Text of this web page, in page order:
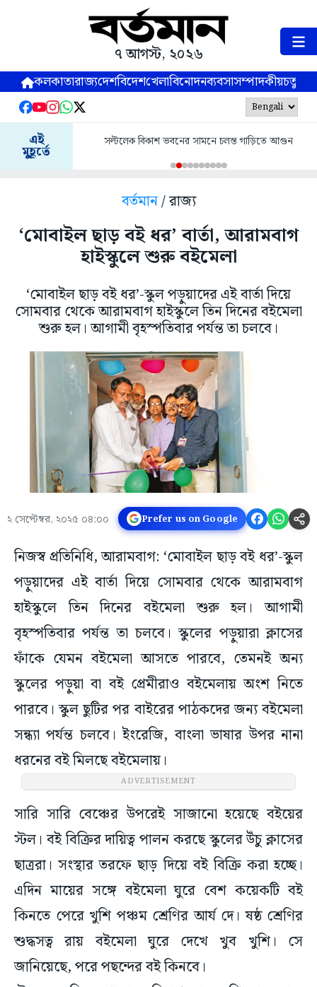
৭ আগস্ট, ২০২৬
কলকাতারাজ্যদেশবিদেশখেলাবিনোদনব্যবসাসম্পাদকীয়
এই
মুহূর্তে
সল্টলেক বিকাশ ভবনের সামনে চলন্ত গাড়িতে আগুন
বর্তমান/ রাজ্য
‘মোবাইল ছাড় বই ধর’ বার্তা, আরামবাগ
হাইস্কুলে শুরু বইমেলা
‘মোবাইল ছাড় বই ধর’-স্কুল পড়ুয়াদের এই বার্তা দিয়ে
সোমবার থেকে আরামবাগ হাইস্কুলে তিন দিনের বইমেলা
শুরু হল। আগামী বৃহস্পতিবার পর্যন্ত তা চলবে।
২ সেপ্টেম্বর, ২০২৫ ০৪:০০ Prefer us on Google
নিজস্ব প্রতিনিধি, আরামবাগ: ‘মোবাইল ছাড় বই ধর’-স্কুল
পড়ুয়াদের এই বার্তা দিয়ে সোমবার থেকে আরামবাগ
হাইস্কুলে তিন দিনের বইমেলা শুরু হল। আগামী
বৃহস্পতিবার পর্যন্ত তা চলবে। স্কুলের পড়ুয়ারা ক্লাসের
ফাঁকে যেমন বইমেলা আসতে পারবে, তেমনই অন্য
স্কুলের পড়ুয়া বা বই প্রেমীরাও বইমেলায় অংশ নিতে
পারবে। স্কুল ছুটির পর বাইরের পাঠকদের জন্য বইমেলা
সন্ধ্যা পর্যন্ত চলবে। ইংরেজি, বাংলা ভাষার উপর নানা
ধরনের বই মিলছে বইমেলায়।
ADVERTISEMENT
সারি সারি বেঞ্চের উপরেই সাজানো হয়েছে বইয়ের
স্টল। বই বিক্রির দায়িত্ব পালন করছে স্কুলের উঁচু ক্লাসের
ছাত্ররা। সংস্থার তরফে ছাড় দিয়ে বই বিক্রি করা হচ্ছে।
এদিন মায়ের সঙ্গে বইমেলা ঘুরে বেশ কয়েকটি বই
কিনতে পেরে খুশি পঞ্চম শ্রেণির আর্য দে। ষষ্ঠ শ্রেণির
শুদ্ধসত্ব রায় বইমেলা ঘুরে দেখে খুব খুশি। সে
জানিয়েছে, পরে পছন্দের বই কিনবে।